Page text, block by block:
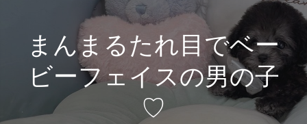
まんまるたれ目でベー
ビーフェイスの男の子
♡